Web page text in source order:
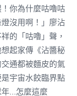
你為什麼咕嚕咕
沒用啊！」廖沾
的「咕嚕」聲，
起家傳《沾醬秘
通都被麵皮的氣
宇宙水餃臨界點
…怎麼這麼